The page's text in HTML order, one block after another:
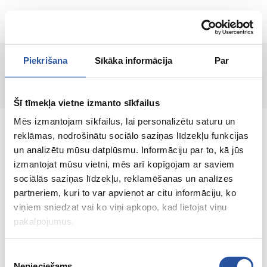
Piekrišana Sīkāka informācija Par
Šī tīmekļa vietne izmanto sīkfailus
Mēs izmantojam sīkfailus, lai personalizētu saturu un
reklāmas, nodrošinātu sociālo saziņas līdzekļu funkcijas
un analizētu mūsu datplūsmu. Informāciju par to, kā jūs
izmantojat mūsu vietni, mēs arī kopīgojam ar saviem
sociālās saziņas līdzekļu, reklamēšanas un analīzes
partneriem, kuri to var apvienot ar citu informāciju, ko
viņiem sniedzat vai ko viņi apkopo, kad lietojat viņu
pakalpojumus.
EN
Page not found!
An online store with great prices and quality
products, where customer satisfaction is our
main value.
Everything for your home and
garden!